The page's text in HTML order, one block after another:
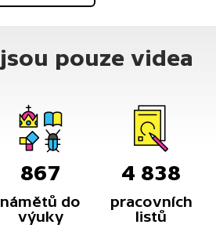
pouze videa
867
námětů do
výuky
4 838
pracovních
listů